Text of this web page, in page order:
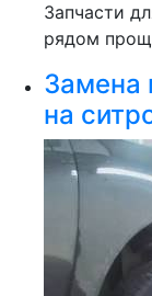
Запчасти
рядом
Замена
на